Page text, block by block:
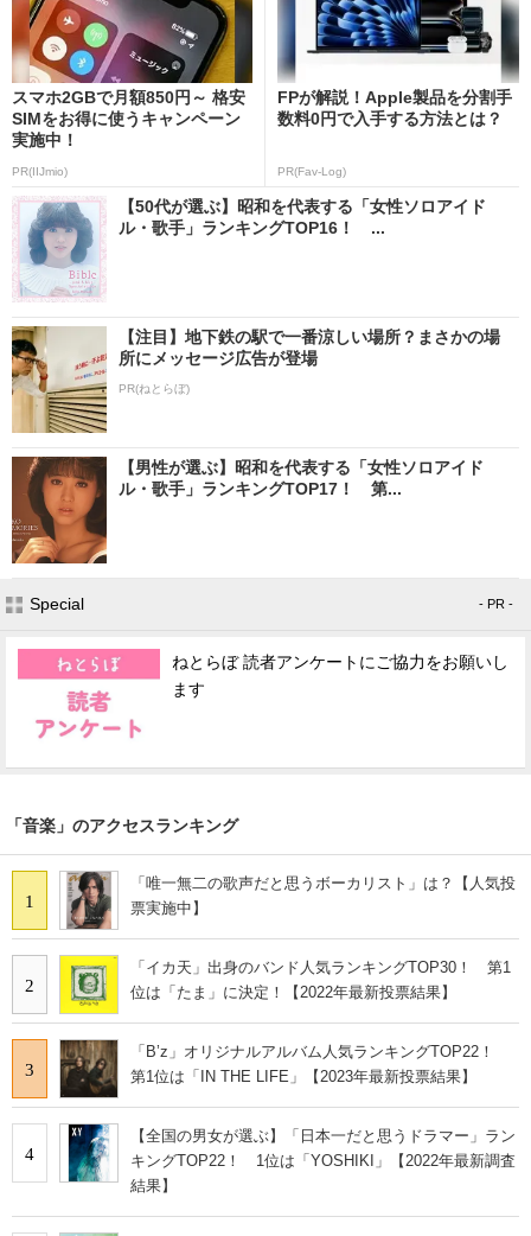
スマホ2GBで月額850円～ 格安
SIMをお得に使うキャンペーン
実施中！
PR(IIJmio)
FPが解説！Apple製品を分割手
数料0円で入手する方法とは？
PR(Fav-Log)
【50代が選ぶ】昭和を代表する「女性ソロアイド
ル・歌手」ランキングTOP16！ ...
【注目】地下鉄の駅で一番涼しい場所？まさかの場
所にメッセージ広告が登場
PR(ねとらぼ)
【男性が選ぶ】昭和を代表する「女性ソロアイド
ル・歌手」ランキングTOP17！ 第...
Special - PR -
ねとらぼ 読者アンケートにご協力をお願いし
ます
「音楽」のアクセスランキング
1
「唯一無二の歌声だと思うボーカリスト」は？【人気投
票実施中】
2
「イカ天」出身のバンド人気ランキングTOP30！ 第1
位は「たま」に決定！【2022年最新投票結果】
3
「B’z」オリジナルアルバム人気ランキングTOP22！
第1位は「IN THE LIFE」【2023年最新投票結果】
4
【全国の男女が選ぶ】「日本一だと思うドラマー」ラン
キングTOP22！ 1位は「YOSHIKI」【2022年最新調査
結果】